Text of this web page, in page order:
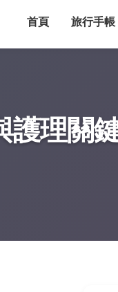
首頁 旅行手帳
護理關